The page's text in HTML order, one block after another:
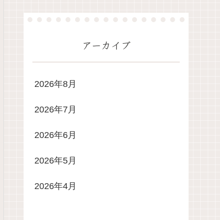
アーカイブ
2026年8月
2026年7月
2026年6月
2026年5月
2026年4月